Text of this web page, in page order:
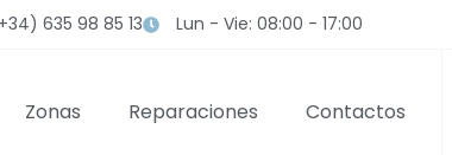
635 98 85 13 Lun - Vie: 08:00 - 17:00
Zonas Reparaciones Contactos